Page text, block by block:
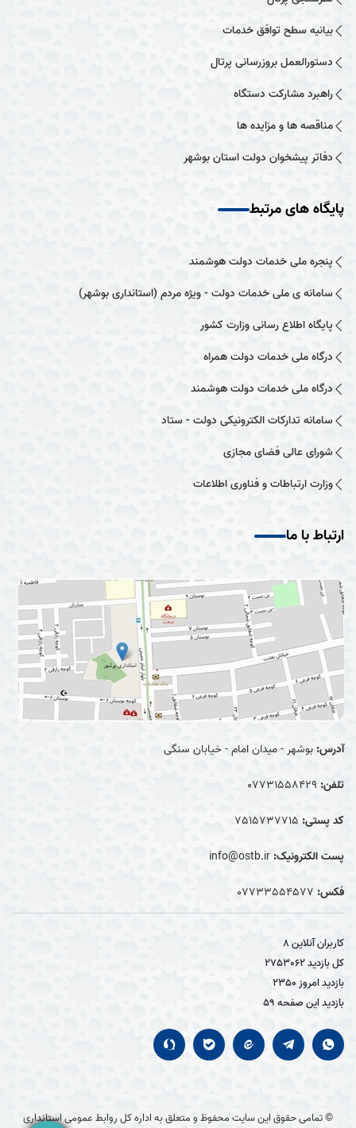
بیانیه سطح توافق خدمات
دستورالعمل بروزرسانی پرتال
راهبرد مشارکت دستگاه
مناقصه ها و مزایده ها
دفاتر پیشخوان دولت استان بوشهر
پایگاه های مرتبط
پنجره ملی خدمات دولت هوشمند
سامانه ی ملی خدمات دولت - ویژه مردم (استانداری بوشهر)
پایگاه اطلاع رسانی وزارت کشور
درگاه ملی خدمات دولت همراه
درگاه ملی خدمات دولت هوشمند
سامانه تدارکات الکترونیکی دولت - ستاد
شورای عالی فضای مجازی
وزارت ارتباطات و فناوری اطلاعات
ارتباط با ما
آدرس: بوشهر - میدان امام - خیابان سنگی
تلفن: 07731558429
کد پستی: 7515737715
پست الکترونیک: info@ostb.ir
فکس: 07733554577
کاربران آنلاین8
کل بازدید2753062
بازدید امروز2350
بازدید این صفحه59
© تمامی حقوق این سایت محفوظ و متعلق به اداره کل روابط عمومی استانداری